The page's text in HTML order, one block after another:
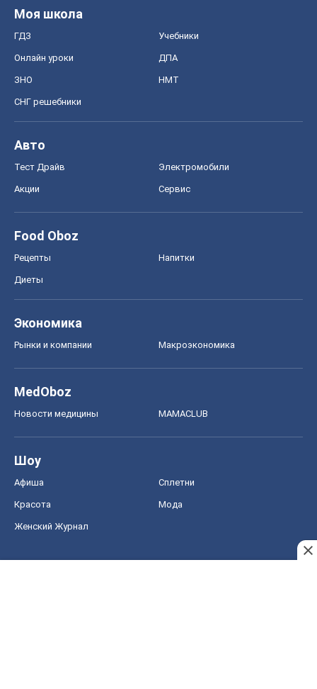
Моя школа
ГДЗ Учебники
Онлайн уроки ДПА
ЗНО НМТ
СНГ решебники
Авто
Тест Драйв Электромобили
Акции Сервис
Food Oboz
Рецепты Напитки
Диеты
Экономика
Рынки и компании Mакроэкономика
MedOboz
Новости медицины MAMACLUB
Шоу
Афиша Сплетни
Красота Мода
Женский Журнал